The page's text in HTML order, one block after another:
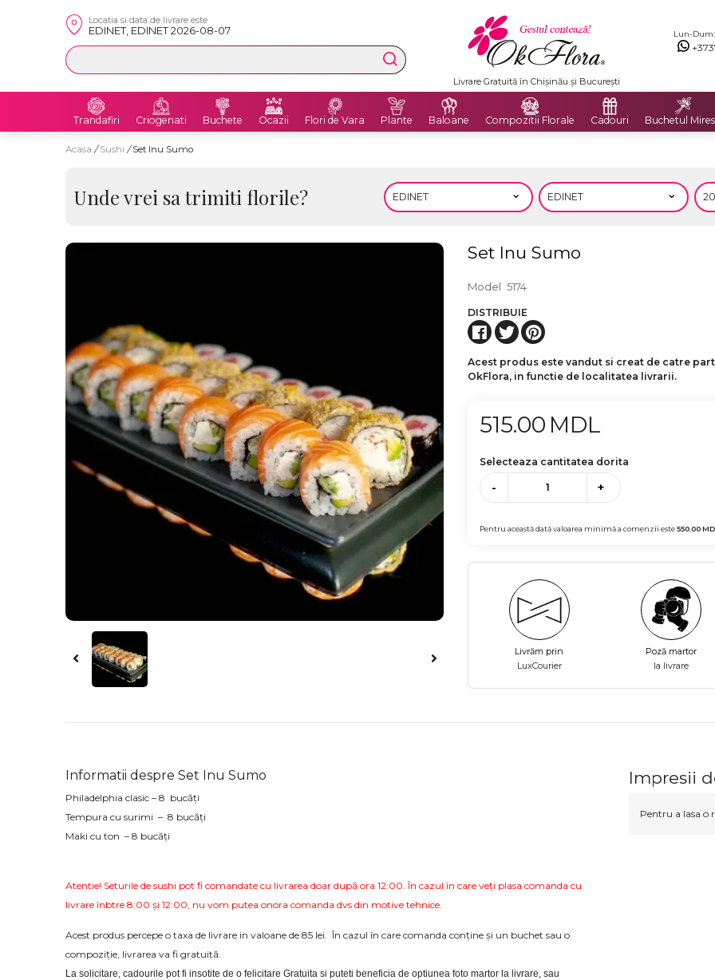
Locatia si data de livrare este
EDINET, EDINET 2026-08-07 Lun-Dum:
Livrare Gratuită în Chișinău și București
Trandafiri Criogenati Buchete Ocazii Flori de Vara Plante Baloane Compozitii Florale Cadouri Buchetul
Acasa / Sushi / Set Inu Sumo
Unde vrei sa trimiti florile?
Set Inu Sumo
Model 5174
DISTRIBUIE
Acest produs este vandut si creat de catre
OkFlora, in functie de localitatea livrarii.
515.00 MDL
Selecteaza cantitatea dorita
- +
Pentru această dată valoarea minimă a comenzii este550.00
Livrăm prin
LuxCourier
Poză martor
la livrare
Informatii despre Set Inu Sumo
Philadelphia clasic – 8 bucăți
Tempura cu surimi – 8 bucăți
Maki cu ton – 8 bucăți
Atentie! Seturile de sushi pot fi comandate cu livrarea doar după ora 12:00. În cazul în care veți plasa comanda cu
livrare înbtre 8:00 și 12:00, nu vom putea onora comanda dvs din motive tehnice.
Acest produs percepe o taxa de livrare in valoane de 85 lei. În cazul în care comanda conține și un buchet sau o
compoziție, livrarea va fi gratuită.
La solicitare, cadourile pot fi insotite de o felicitare Gratuita si puteti beneficia de optiunea foto martor la livrare, sau
Impresii
Pentru a lasa o